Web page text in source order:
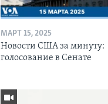
МАРТ 15, 2025
Новости США за минуту:
голосование в Сенате